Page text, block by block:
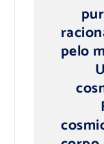
pelo
c